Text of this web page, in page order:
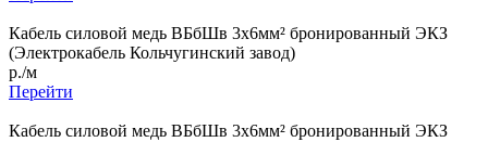
Кабель силовой медь ВБбШв 3x6мм² бронированный ЭКЗ
(Электрокабель Кольчугинский завод)
р./м
Перейти
Кабель силовой медь ВБбШв 3x6мм² бронированный ЭКЗ